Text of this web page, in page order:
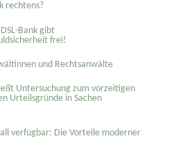
rechtens?
Bank gibt
frei!
und Rechtsanwälte
Untersuchung zum vorzeitigen
Urteilsgründe in Sachen
verfügbar: Die Vorteile moderner